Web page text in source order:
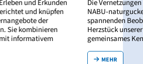
mit anderen Naturbegeisterten von
und der Austausch mit ihnen in
Beobachtungsgebieten bilden das
Netzwerkreisen. Sie stehen für
Kennenlernen und Naturerleben.